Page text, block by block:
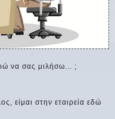
να σας μιλήσω... ;
είμαι στην εταιρεία εδώ